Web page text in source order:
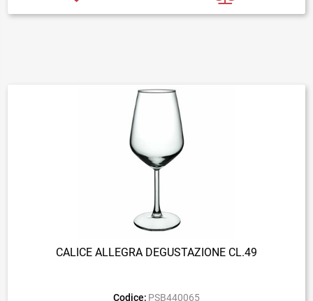
CALICE ALLEGRA DEGUSTAZIONE CL.49
Codice: PSB440065